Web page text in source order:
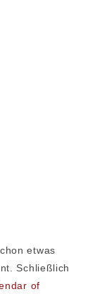
etwas
Schließlich
of